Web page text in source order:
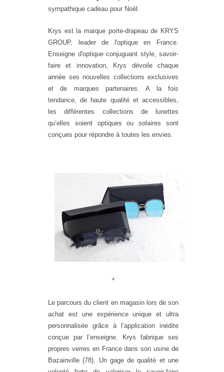
sympathique cadeau pour Noël.
Krys est la marque porte-drapeau de KRYS
GROUP, leader de l'optique en France.
Enseigne d'optique conjuguant style, savoir-
faire et innovation, Krys dévoile chaque
année ses nouvelles collections exclusives
et de marques partenaires. A la fois
tendance, de haute qualité et accessibles,
les différentes collections
de lunettes
qu’elles soient optiques ou solaires sont
conçues pour répondre à toutes les envies.
*
Le parcours du client en magasin lors de son
achat est une expérience unique et ultra
personnalisée grâce à
l’application inédite
conçue par l’enseigne. Krys fabrique ses
propres verres en France dans son usine de
Bazainville (78). Un gage de qualité et une